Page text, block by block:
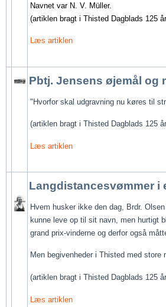
Navnet var N. V. Müller.
(artiklen bragt i Thisted Dagblads 125
Læs artiklen
Pbtj. Jensens øjemål og
"Hvorfor skal udgravning nu køres til
(artiklen bragt i Thisted Dagblads 125
Læs artiklen
Langdistancesvømmer i
Hvem husker ikke den dag, Brdr.
kunne leve op til sit navn, men hurtigt
grand prix-vinderne og derfor også
Men begivenheder i Thisted med
(artiklen bragt i Thisted Dagblads 125
Læs artiklen